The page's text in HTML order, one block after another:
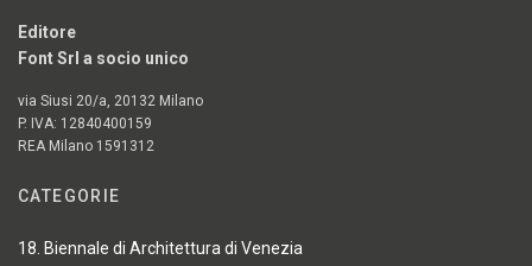
Editore
Font Srl a socio unico
via Siusi 20/a, 20132 Milano
P. IVA: 12840400159
REA Milano 1591312
CATEGORIE
18. Biennale di Architettura di Venezia